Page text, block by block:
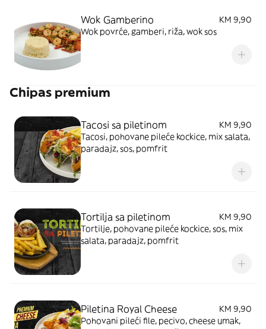
Wok Gamberino
KM 9,90
Wok povrće, gamberi, riža, wok sos
Chipas premium
Tacosi sa piletinom
KM 9,90
Tacosi, pohovane pileće kockice, mix salata,
paradajz, sos, pomfrit
Tortilja sa piletinom
KM 9,90
Tortilje, pohovane pileće kockice, sos, mix
salata, paradajz, pomfrit
Piletina Royal Cheese
KM 9,90
Pohovani pileći file, pecivo, cheese umak,